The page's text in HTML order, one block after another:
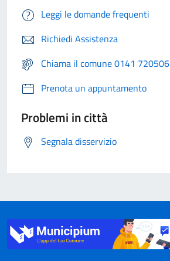
Leggi le domande frequenti
Richiedi Assistenza
Chiama il comune 0141 720506
Prenota un appuntamento
Problemi in città
Segnala disservizio